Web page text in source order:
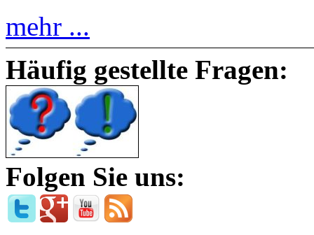
mehr ...
Häufig gestellte Fragen:
Folgen Sie uns: